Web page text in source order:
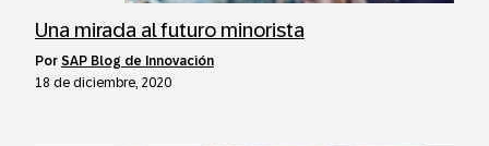
Una mirada al futuro minorista
por SAP Blog de Innovación
18 de diciembre, 2020